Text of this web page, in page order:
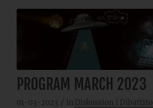
PROGRAM MARCH 2023
01-03-2023 / in Diskussion | Dibattito